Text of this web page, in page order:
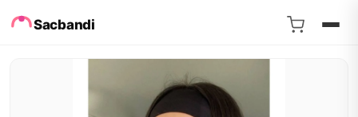
Sacbandi